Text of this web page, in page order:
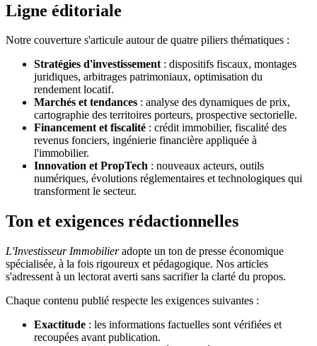
Ligne éditoriale
Notre couverture s'articule autour de quatre piliers thématiques :
Stratégies d'investissement: dispositifs fiscaux, montages
juridiques, arbitrages patrimoniaux, optimisation du
rendement locatif.
Marchés et tendances : analyse des dynamiques de prix,
cartographie des territoires porteurs, prospective sectorielle.
Financement et fiscalité : crédit immobilier, fiscalité des
revenus fonciers, ingénierie financière appliquée à
l'immobilier.
Innovation et PropTech : nouveaux acteurs, outils
numériques, évolutions réglementaires et technologiques qui
transforment le secteur.
Ton et exigences rédactionnelles
L'Investisseur Immobilieradopte un ton de presse économique
spécialisée, à la fois rigoureux et pédagogique. Nos articles
s'adressent à un lectorat averti sans sacrifier la clarté du propos.
Chaque contenu publié respecte les exigences suivantes :
Exactitude : les informations factuelles sont vérifiées et
recoupées avant publication.